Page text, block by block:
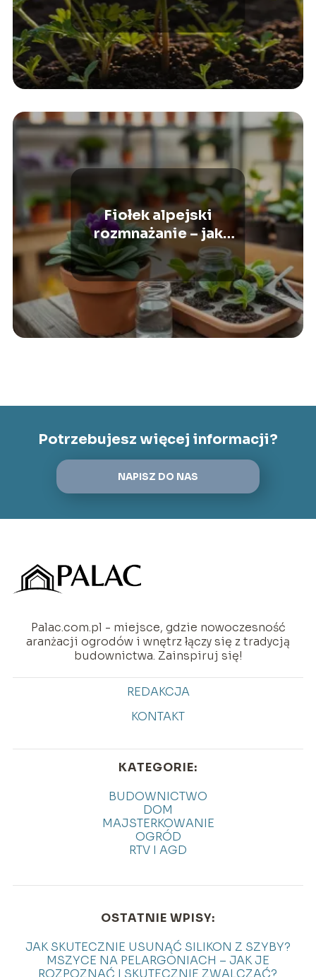
Fiołek alpejski
rozmnażanie – jak
rozmnażać krok po
kroku?
Potrzebujesz więcej informacji?
NAPISZ DO NAS
Palac.com.pl - miejsce, gdzie nowoczesność
aranżacji ogrodów i wnętrz łączy się z tradycją
budownictwa. Zainspiruj się!
REDAKCJA
KONTAKT
KATEGORIE:
BUDOWNICTWO
DOM
MAJSTERKOWANIE
OGRÓD
RTV I AGD
OSTATNIE WPISY:
JAK SKUTECZNIE USUNĄĆ SILIKON Z SZYBY?
MSZYCE NA PELARGONIACH – JAK JE
ROZPOZNAĆ I SKUTECZNIE ZWALCZAĆ?